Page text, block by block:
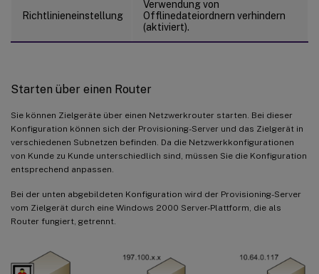
Richtlinieneinstellung
Verwendung von
Offlinedateiordnern verhindern
(aktiviert).
Starten über einen Router
Sie können Zielgeräte über einen Netzwerkrouter starten. Bei dieser
Konfiguration können sich der Provisioning-Server und das Zielgerät in
verschiedenen Subnetzen befinden. Da die Netzwerkkonfigurationen
von Kunde zu Kunde unterschiedlich sind, müssen Sie die Konfiguration
entsprechend anpassen.
Bei der unten abgebildeten Konfiguration wird der Provisioning-Server
vom Zielgerät durch eine Windows 2000 Server-Plattform, die als
Router fungiert, getrennt.